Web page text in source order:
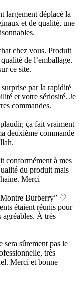
largement déplacé la
et de qualité, une
chez vous. Produit
de l’emballage.
ce site.
par la rapidité
et votre sériosité. Je
commandes.
ça fait vraiment
deuxième commande
conformément à mes
du produit mais
Merci
Burberry” ♡
étaient réunis pour
agréables. À très
sera sûrement pas le
très
Merci et bonne